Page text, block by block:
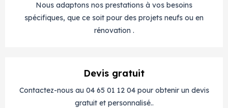
Nous adaptons nos prestations à vos besoins
spécifiques, que ce soit pour des projets neufs ou en
rénovation .
Devis gratuit
Contactez-nous au 04 65 01 12 04 pour obtenir un devis
gratuit et personnalisé..